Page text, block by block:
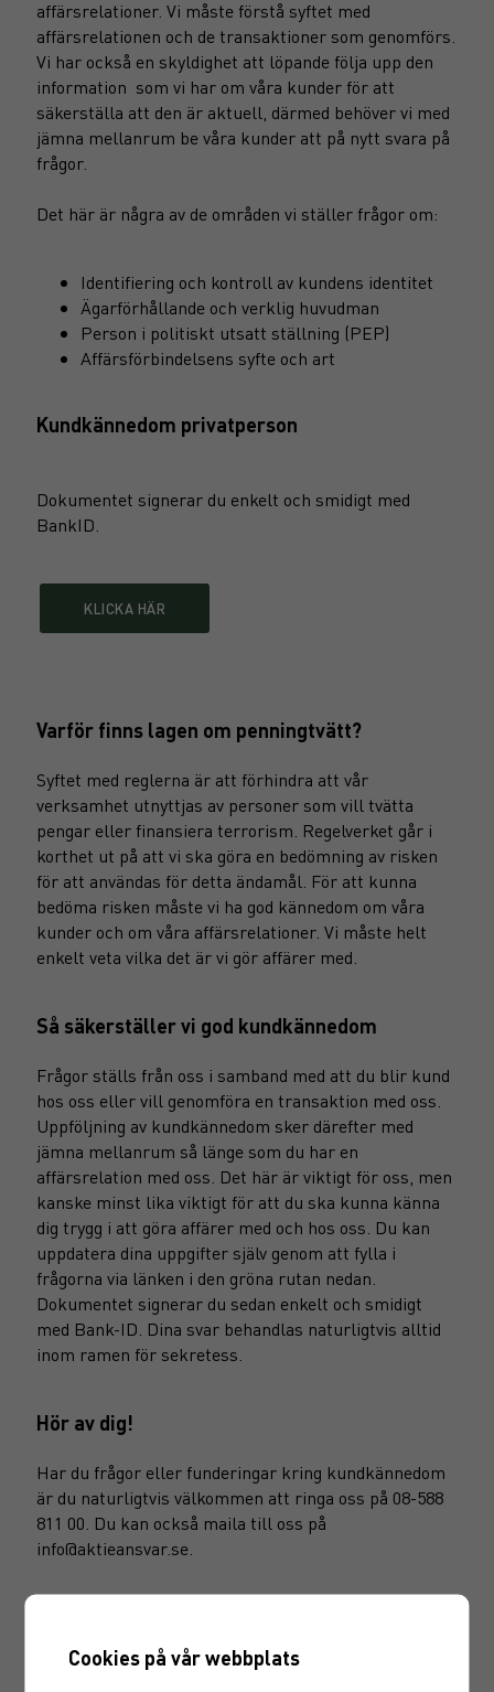
affärsrelationer. Vi måste förstå syftet med
affärsrelationen och de transaktioner som genomförs.
Vi har också en skyldighet att löpande följa upp den
information som vi har om våra kunder för att
säkerställa att den är aktuell, därmed behöver vi med
jämna mellanrum be våra kunder att på nytt svara på
frågor.
Det här är några av de områden vi ställer frågor om:
Identifiering och kontroll av kundens identitet
Ägarförhållande och verklig huvudman
Person i politiskt utsatt ställning (PEP)
Affärsförbindelsens syfte och art
Kundkännedom privatperson
Dokumentet signerar du enkelt och smidigt med
BankID.
KLICKA HÄR
Varför finns lagen om penningtvätt?
Syftet med reglerna är att förhindra att vår
verksamhet utnyttjas av personer som vill tvätta
pengar eller finansiera terrorism. Regelverket går i
korthet ut på att vi ska göra en bedömning av risken
för att användas för detta ändamål. För att kunna
bedöma risken måste vi ha god kännedom om våra
kunder och om våra affärsrelationer. Vi måste helt
enkelt veta vilka det är vi gör affärer med.
Så säkerställer vi god kundkännedom
Frågor ställs från oss i samband med att du blir kund
hos oss eller vill genomföra en transaktion med oss.
Uppföljning av kundkännedom sker därefter med
jämna mellanrum så länge som du har en
affärsrelation med oss. Det här är viktigt för oss, men
kanske minst lika viktigt för att du ska kunna känna
dig trygg i att göra affärer med och hos oss. Du kan
uppdatera dina uppgifter själv genom att fylla i
frågorna via länken i den gröna rutan nedan.
Dokumentet signerar du sedan enkelt och smidigt
med Bank-ID. Dina svar behandlas naturligtvis alltid
inom ramen för sekretess.
Hör av dig!
Har du frågor eller funderingar kring kundkännedom
är du naturligtvis välkommen att ringa oss på 08-588
811 00. Du kan också maila till oss på
info@aktieansvar.se.
Cookies på vår webbplats